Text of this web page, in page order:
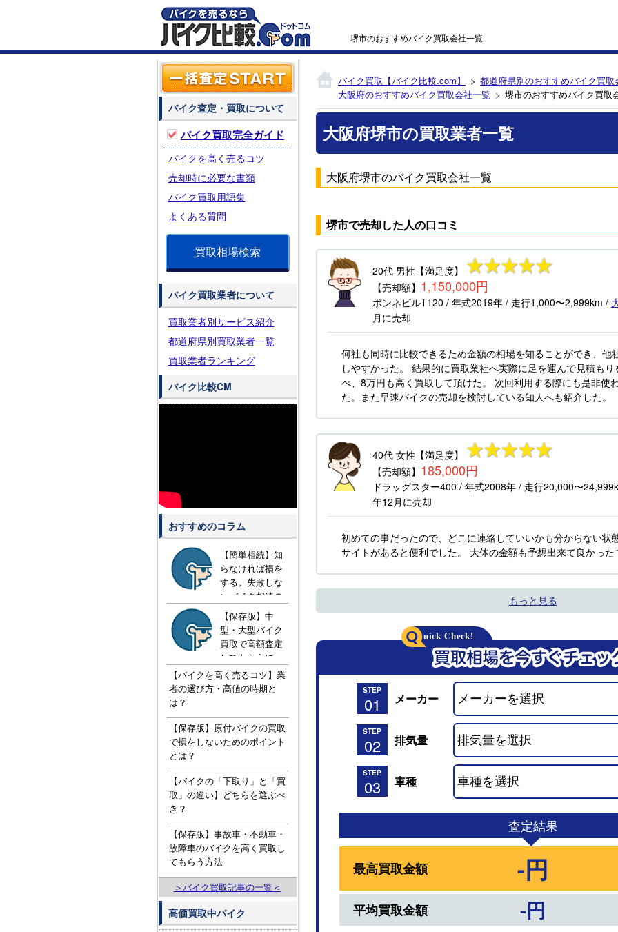
堺市のおすすめバイク買取会社一覧
バイク買取【バイク比較.com】
都道府県別のおすすめバイク買取
大阪府のおすすめバイク買取会社一覧
堺市のおすすめバイク買取
大阪府堺市の買取業者一覧
大阪府堺市のバイク買取会社一覧
堺市で売却した人の口コミ
20代 男性 【満足度】
【売却額】 1,150,000円
ボンネビルT120 / 年式2019年 / 走行1,000〜2,999km /
月 に売却
何社も同時に比較できるため金額の相場を知ることができ、他
しやすかった。 結果的に買取業社へ実際に足を運んで見積も
べ、8万円も高く買取して頂けた。 次回利用する際にも是非使
た。また早速バイクの売却を検討している知人へも紹介した。
40代 女性 【満足度】
【売却額】 185,000円
ドラッグスター400 / 年式2008年 / 走行20,000〜
年12月 に売却
初めての事だったので、どこに連絡していいかも分からない状
サイトがあると便利でした。 大体の金額も予想出来て良かった
もっと見る
STEP
01 メーカー
STEP
02 排気量
STEP
03 車種
査定結果
最高買取金額 -円
平均買取金額 -円
バイク査定・買取について
バイク買取完全ガイド
バイクを高く売るコツ
売却時に必要な書類
バイク買取用語集
よくある質問
買取相場検索
バイク買取業者について
買取業者別サービス紹介
都道府県別買取業者一覧
買取業者ランキング
バイク比較CM
おすすめのコラム
【簡単相続】知
らなければ損を
する。失敗しな
いバイク相続の
方法とは？
【保存版】中
型・大型バイク
買取で高額査定
してもらうに
は！？知ってお
きたい３つの知
【バイクを高く売るコツ】業
者の選び方・高値の時期と
は？
【保存版】原付バイクの買取
で損をしないためのポイント
とは？
【バイクの「下取り」と「買
取」の違い】どちらを選ぶべ
き？
【保存版】事故車・不動車・
故障車のバイクを高く買取し
てもらう方法
＞バイク買取記事の一覧＜
高価買取中バイク